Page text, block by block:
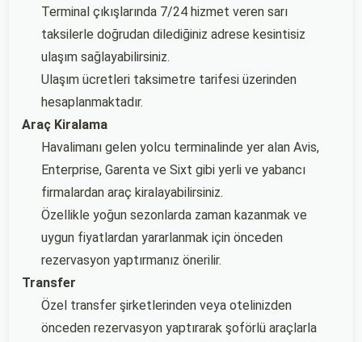
Terminal çıkışlarında 7/24 hizmet veren sarı
taksilerle doğrudan dilediğiniz adrese kesintisiz
ulaşım sağlayabilirsiniz.
Ulaşım ücretleri taksimetre tarifesi üzerinden
hesaplanmaktadır.
Araç Kiralama
Havalimanı gelen yolcu terminalinde yer alan Avis,
Enterprise, Garenta ve Sixt gibi yerli ve yabancı
firmalardan araç kiralayabilirsiniz.
Özellikle yoğun sezonlarda zaman kazanmak ve
uygun fiyatlardan yararlanmak için önceden
rezervasyon yaptırmanız önerilir.
Transfer
Özel transfer şirketlerinden veya otelinizden
önceden rezervasyon yaptırarak şoförlü araçlarla